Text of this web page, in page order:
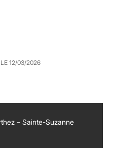
12/03/2026
– Sainte-Suzanne